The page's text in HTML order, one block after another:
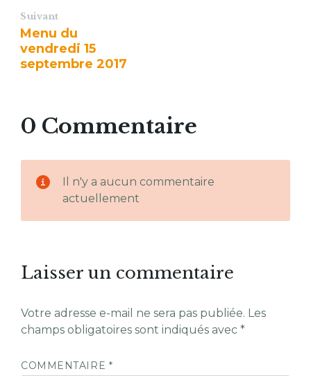
Suivant
Menu du
vendredi 15
septembre 2017
0 Commentaire
Il n'y a aucun commentaire
actuellement
Laisser un commentaire
Votre adresse e-mail ne sera pas publiée. Les
champs obligatoires sont indiqués avec *
COMMENTAIRE *